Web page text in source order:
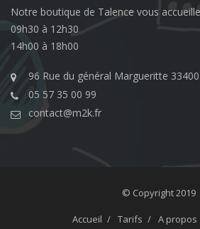
Notre boutique de Talence vous
09h30 à 12h30
14h00 à 18h00
96 Rue du général Margueritte
05 57 35 00 99
contact@m2k.fr
© Copyright 2019
Accueil Tarifs A propos